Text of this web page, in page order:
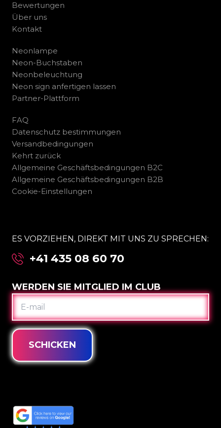
Bewertungen
Über uns
Kontakt
Neonlampe
Neon-Buchstaben
Neonbeleuchtung
Neon sign anfertigen lassen
Partner-Plattform
FAQ
Datenschutz bestimmungen
Versandbedingungen
Kehrt zurück
Allgemeine Geschäftsbedingungen B2C
Allgemeine Geschäftsbedingungen B2B
Cookie-Einstellungen
ES VORZIEHEN, DIREKT MIT UNS ZU SPRECHEN:
+41 435 08 60 70
WERDEN SIE MITGLIED IM CLUB
E-
MAIL
SCHICKEN